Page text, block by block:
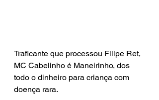
Traficante que processou Filipe Ret,
MC Cabelinho é Maneirinho, dos
todo o dinheiro para criança com
doença rara.